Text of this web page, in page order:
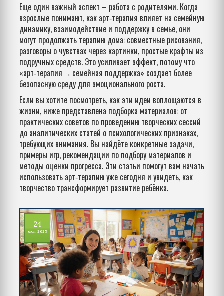
Еще один важный аспект – работа с родителями. Когда
взрослые понимают, как арт‑терапия влияет на семейную
динамику, взаимодействие и поддержку в семье, они
могут продолжать терапию дома: совместные рисования,
разговоры о чувствах через картинки, простые крафты из
подручных средств. Это усиливает эффект, потому что
«арт‑терапия → семейная поддержка» создает более
безопасную среду для эмоционального роста.
Если вы хотите посмотреть, как эти идеи воплощаются в
жизни, ниже представлена подборка материалов: от
практических советов по проведению творческих сессий
до аналитических статей о психологических признаках,
требующих внимания. Вы найдёте конкретные задачи,
примеры игр, рекомендации по подбору материалов и
методы оценки прогресса. Эти статьи помогут вам начать
использовать арт‑терапию уже сегодня и увидеть, как
творчество трансформирует развитие ребёнка.
24
окт, 2025